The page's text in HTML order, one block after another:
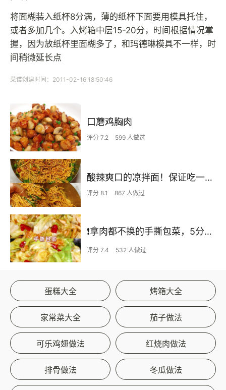
将面糊装入纸杯8分满，薄的纸杯下面要用模具托住，
或者多加几个。入烤箱中层15-20分，时间根据情况掌
握，因为放纸杯里面糊多了，和玛德琳模具不一样，时
间稍微延长点
菜谱创建时间：2011-02-16 18:50:46
口蘑鸡胸肉
评分 7.2 599 人做过
酸辣爽口的凉拌面！保证吃一次就上瘾
评分 8.1 867 人做过
❗拿肉都不换的手撕包菜，5分钟快手家常菜🔥
评分 7.4 532 人做过
蛋糕大全 烤箱大全
家常菜大全 茄子做法
可乐鸡翅做法 红烧肉做法
排骨做法 冬瓜做法